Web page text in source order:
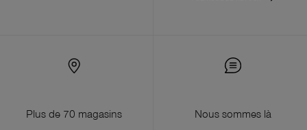
Plus de 70 magasins
Nous sommes là